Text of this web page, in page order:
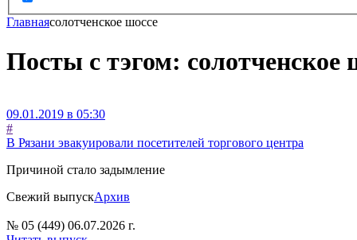
Главнаясолотченское шоссе
Посты с тэгом: солотченское
09.01.2019 в 05:30
#
В Рязани эвакуировали посетителей торгового центра
Причиной стало задымление
Свежий выпускАрхив
№ 05 (449) 06.07.2026 г.